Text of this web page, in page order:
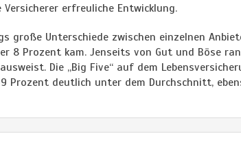
erfreuliche Entwicklung.
große Unterschiede zwischen einzelnen
8 Prozent kam. Jenseits von Gut und Böse
Die „Big Five“ auf dem
deutlich unter dem Durchschnitt,